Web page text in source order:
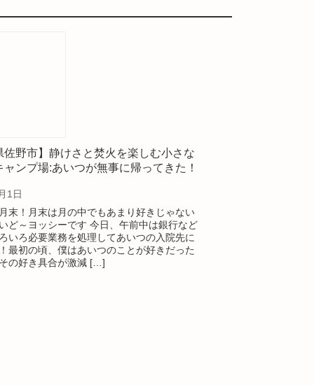
佐野市】静けさと焚火を楽しむ小さな
ャンプ場:あいつが無事に帰ってきた！
1日
末！月末は月の中でもあまり好きじゃない
ど～ヨッシーです 今日、午前中は銀行など
いろ必要業務を処理してあいつの入院先に
最初の頃、僕はあいつのことが好きだった
の好き具合が激減 […]